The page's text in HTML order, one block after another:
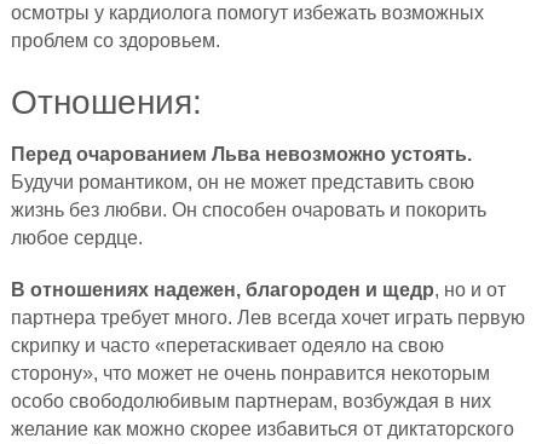
осмотры у кардиолога помогут избежать возможных
проблем со здоровьем.
Отношения:
Перед очарованием Льва невозможно устоять.
Будучи романтиком, он не может представить свою
жизнь без любви. Он способен очаровать и покорить
любое сердце.
В отношениях надежен, благороден и щедр, но и от
партнера требует много. Лев всегда хочет играть первую
скрипку и часто «перетаскивает одеяло на свою
сторону», что может не очень понравится некоторым
особо свободолюбивым партнерам, возбуждая в них
желание как можно скорее избавиться от диктаторского